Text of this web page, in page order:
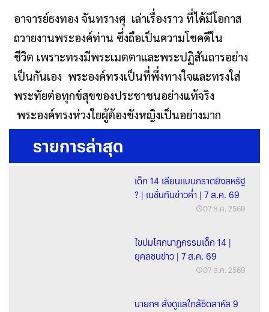
อาจารย์ธงทอง จันทรางศุ เล่าเรื่องราว ที่ได้มีโอกาส
ถวายงานพระองค์ท่าน ซึ่งถือเป็นความโชคดีใน
ชีวิต เพราะทรงมีพระเมตตาและพระปฏิสันถารอย่าง
เป็นกันเอง พระองค์ทรงเป็นที่พึ่งทางใจและทรงใส่
พระทัยต่อทุกข์สุขของประชาชนอย่างแท้จริง
พระองค์ทรงห่วงใยผู้ต้องขังหญิงเป็นอย่างมาก
รายการล่าสุด
เด็ก 14 เลียนแบบกราดยิงสหรัฐ
? | เนชั่นทันข่าวค่ำ | 7 ส.ค. 69
07 ส.ค. 2569
ไขปมโศกนาฏกรรมเด็ก 14 |
ยุคลชนข่าว | 7 ส.ค. 69
07 ส.ค. 2569
นายกฯ สั่งดูแลใกล้ชิดสาหัส 9